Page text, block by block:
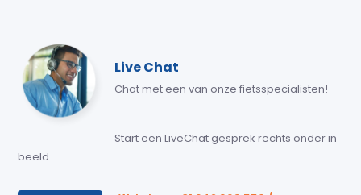
Live Chat
Chat met een van onze fietsspecialisten!
Start een LiveChat gesprek rechts onder in
beeld.